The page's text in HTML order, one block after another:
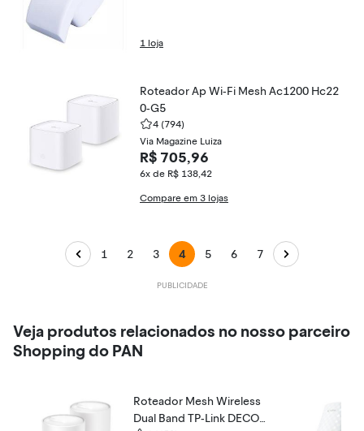
1 loja
Roteador Ap Wi-Fi Mesh Ac1200 Hc22
0-G5
4 (794)
Via Magazine Luiza
R$ 705,96
6x de R$ 138,42
Compare em 3 lojas
1 2 3 4 5 6 7
Veja produtos relacionados no nosso parceiro
Shopping do PAN
Roteador Mesh Wireless
Dual Band TP-Link DECO